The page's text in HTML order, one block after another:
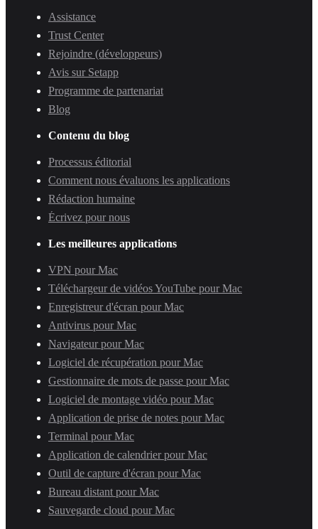
Assistance
Trust Center
Rejoindre (développeurs)
Avis sur Setapp
Programme de partenariat
Blog
Contenu du blog
Processus éditorial
Comment nous évaluons les applications
Rédaction humaine
Écrivez pour nous
Les meilleures applications
VPN pour Mac
Téléchargeur de vidéos YouTube pour Mac
Enregistreur d'écran pour Mac
Antivirus pour Mac
Navigateur pour Mac
Logiciel de récupération pour Mac
Gestionnaire de mots de passe pour Mac
Logiciel de montage vidéo pour Mac
Application de prise de notes pour Mac
Terminal pour Mac
Application de calendrier pour Mac
Outil de capture d'écran pour Mac
Bureau distant pour Mac
Sauvegarde cloud pour Mac